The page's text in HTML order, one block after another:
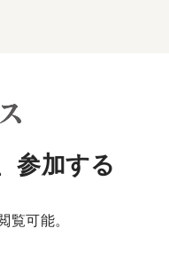
参加する
覧可能。